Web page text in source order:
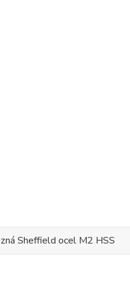
Sheffield ocel M2 HSS